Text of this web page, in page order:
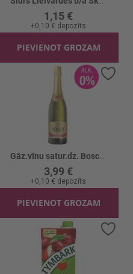
1,15 €
+0,10 € depozīts
PIEVIENOT GROZAM
Pievienot vēlmju sarakstam
3,99 €
+0,10 € depozīts
PIEVIENOT GROZAM
Pievienot vēlmju sarakstam